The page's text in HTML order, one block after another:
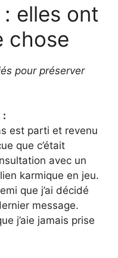
elles ont
chose
pour préserver
:
est parti et revenu
que c’était
avec un
karmique en jeu.
que j’ai décidé
message.
j’aie jamais prise